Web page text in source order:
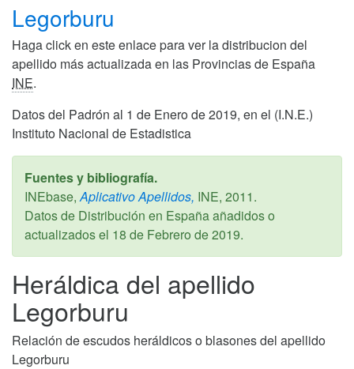
Legorburu
Haga click en este enlace para ver la distribucion del
apellido más actualizada en las Provincias de España
INE.
Datos del Padrón al 1 de Enero de 2019, en el (I.N.E.)
Instituto Nacional de Estadistica
Fuentes y bibliografía.
INEbase,Aplicativo Apellidos, INE, 2011.
Datos de Distribución en España añadidos o
actualizados el 18 de Febrero de 2019.
Heráldica del apellido
Legorburu
Relación de escudos heráldicos o blasones del apellido
Legorburu